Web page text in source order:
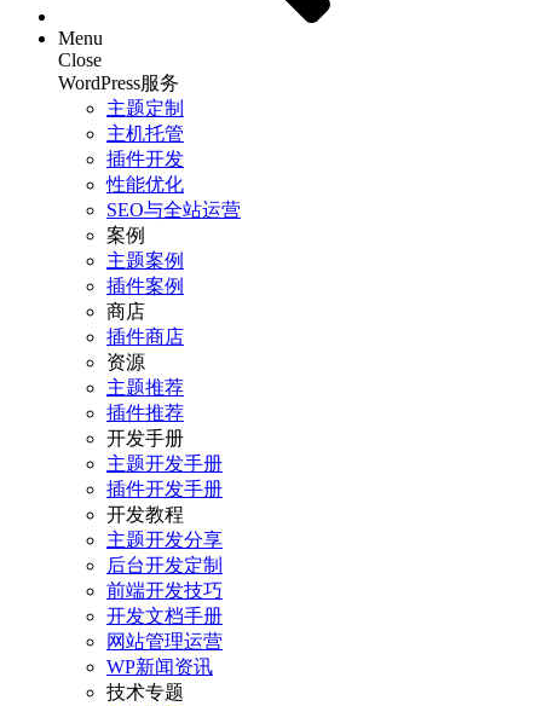
Menu
Close
WordPress服务
主题定制
主机托管
插件开发
性能优化
SEO与全站运营
案例
主题案例
插件案例
商店
插件商店
资源
主题推荐
插件推荐
开发手册
主题开发手册
插件开发手册
开发教程
主题开发分享
后台开发定制
前端开发技巧
开发文档手册
网站管理运营
WP新闻资讯
技术专题